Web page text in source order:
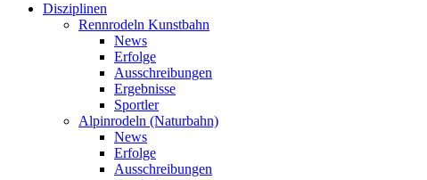
Disziplinen
Rennrodeln Kunstbahn
News
Erfolge
Ausschreibungen
Ergebnisse
Sportler
Alpinrodeln (Naturbahn)
News
Erfolge
Ausschreibungen